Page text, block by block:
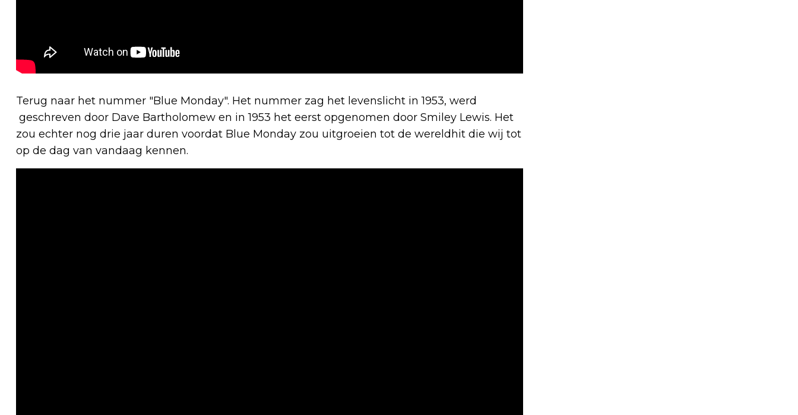
Terug naar het nummer "Blue Monday". Het nummer zag het levenslicht in 1953, werd
geschreven door Dave Bartholomew en in 1953 het eerst opgenomen door Smiley Lewis. Het
zou echter nog drie jaar duren voordat Blue Monday zou uitgroeien tot de wereldhit die wij tot
op de dag van vandaag kennen.